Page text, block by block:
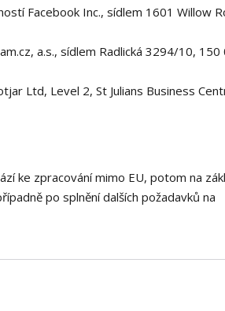
Facebook Inc., sídlem 1601 Willow
a.s., sídlem Radlická 3294/10, 150
Ltd, Level 2, St Julians Business
ke zpracování mimo EU, potom na
po splnění dalších požadavků na